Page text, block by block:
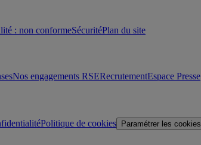
: non conformeSécuritéPlan du site
Nos engagements RSERecrutementEspace Presse
Politique de cookies Paramétrer les cookies